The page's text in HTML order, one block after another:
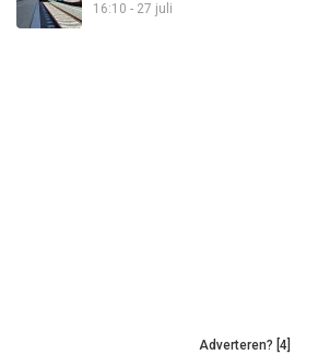
16:10 - 27 juli
Adverteren? [4]